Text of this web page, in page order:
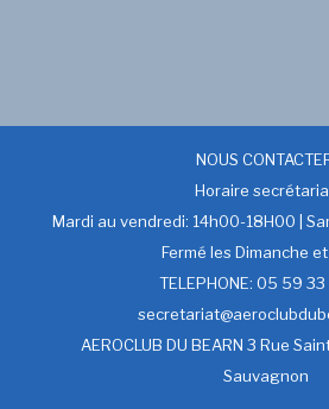
NOUS
Horaire
Mardi au vendredi: 14h00-18H00 |
Fermé les Dimanche
TELEPHONE: 05 59
AEROCLUB DU BEARN 3 Rue
Sauvagnon